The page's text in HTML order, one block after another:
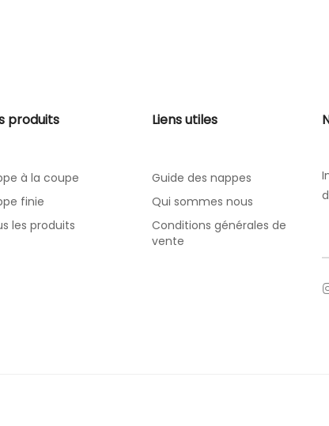
produits
à la coupe
finie
les produits
Liens utiles
Guide des nappes
Qui sommes nous
Conditions générales de
vente